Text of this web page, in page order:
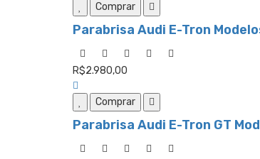
Comprar
Parabrisa Audi E-Tron
R$2.980,00
Comprar
Parabrisa Audi E-Tron GT